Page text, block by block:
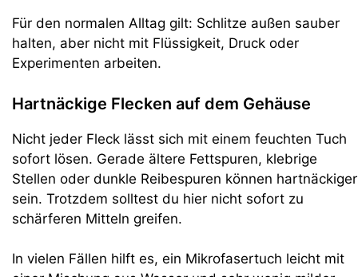
Für den normalen Alltag gilt: Schlitze außen sauber
halten, aber nicht mit Flüssigkeit, Druck oder
Experimenten arbeiten.
Hartnäckige Flecken auf dem Gehäuse
Nicht jeder Fleck lässt sich mit einem feuchten Tuch
sofort lösen. Gerade ältere Fettspuren, klebrige
Stellen oder dunkle Reibespuren können hartnäckiger
sein. Trotzdem solltest du hier nicht sofort zu
schärferen Mitteln greifen.
In vielen Fällen hilft es, ein Mikrofasertuch leicht mit